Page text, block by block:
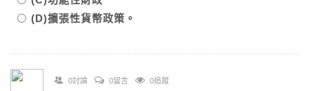
(D)擴張性貨幣政策。
0討論 0留言 0追蹤